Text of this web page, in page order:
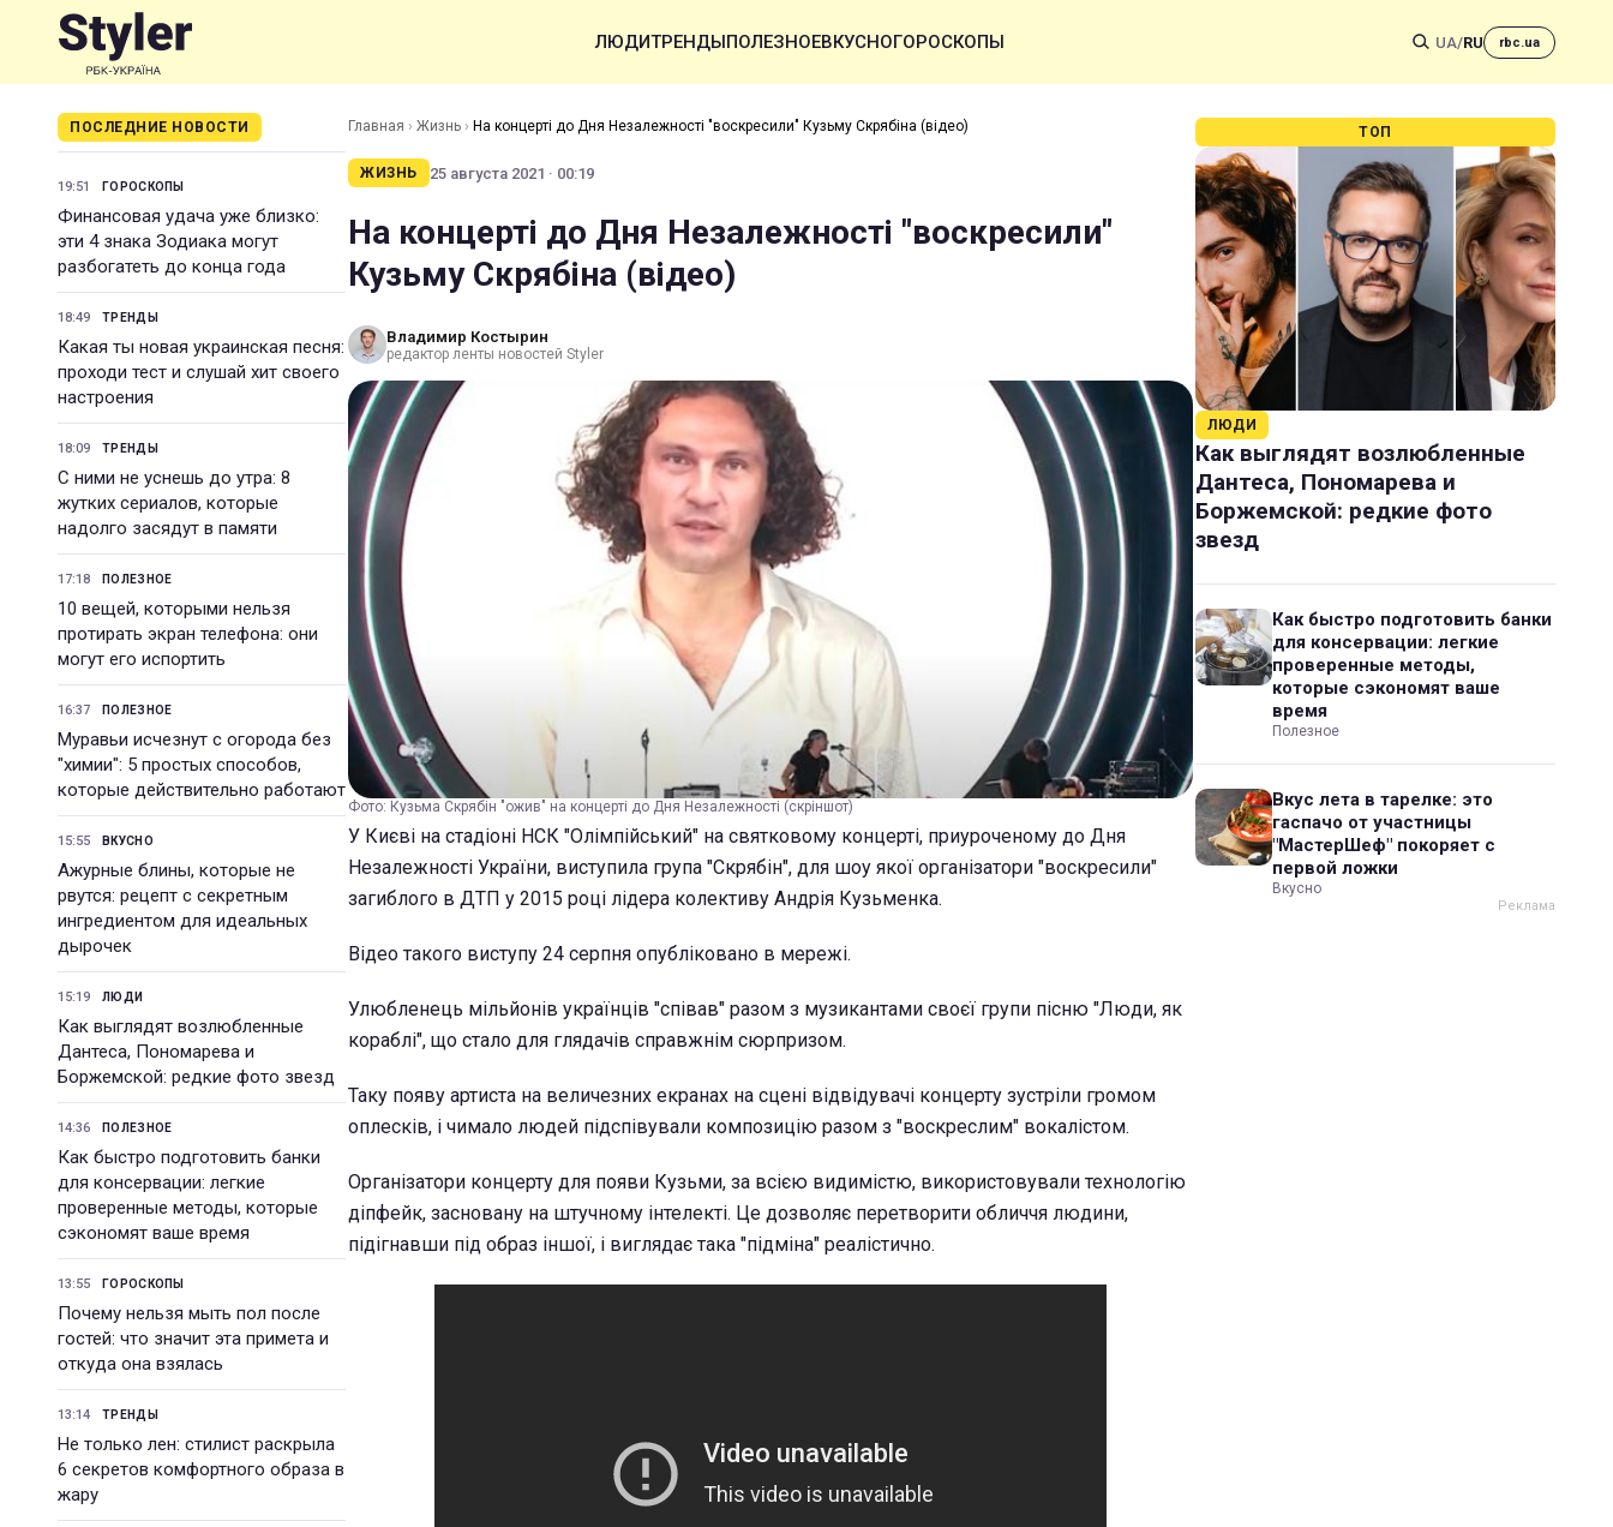
ЛЮДИТРЕНДЫПОЛЕЗНОЕВКУСНОГОРОСКОПЫ UA/RU rbc.ua
ПОСЛЕДНИЕ НОВОСТИ
19:51 ГОРОСКОПЫ
Финансовая удача уже близко:
эти 4 знака Зодиака могут
разбогатеть до конца года
18:49 ТРЕНДЫ
Какая ты новая украинская песня:
проходи тест и слушай хит своего
настроения
18:09 ТРЕНДЫ
С ними не уснешь до утра: 8
жутких сериалов, которые
надолго засядут в памяти
17:18 ПОЛЕЗНОЕ
10 вещей, которыми нельзя
протирать экран телефона: они
могут его испортить
16:37 ПОЛЕЗНОЕ
Муравьи исчезнут с огорода без
"химии": 5 простых способов,
которые действительно работают
15:55 ВКУСНО
Ажурные блины, которые не
рвутся: рецепт с секретным
ингредиентом для идеальных
дырочек
15:19 ЛЮДИ
Как выглядят возлюбленные
Дантеса, Пономарева и
Боржемской: редкие фото звезд
14:36 ПОЛЕЗНОЕ
Как быстро подготовить банки
для консервации: легкие
проверенные методы, которые
сэкономят ваше время
13:55 ГОРОСКОПЫ
Почему нельзя мыть пол после
гостей: что значит эта примета и
откуда она взялась
13:14 ТРЕНДЫ
Не только лен: стилист раскрыла
6 секретов комфортного образа в
жару
Главная › Жизнь › На концерті до Дня Незалежності "воскресили" Кузьму Скрябіна (відео)
ЖИЗНЬ 25 августа 2021 · 00:19
На концерті до Дня Незалежності "воскресили"
Кузьму Скрябіна (відео)
Владимир Костырин
редактор ленты новостей Styler
Фото: Кузьма Скрябін "ожив" на концерті до Дня Незалежності (скріншот)
У Києві на стадіоні НСК "Олімпійський" на святковому концерті, приуроченому до Дня
Незалежності України, виступила група "Скрябін", для шоу якої організатори "воскресили"
загиблого в ДТП у 2015 році лідера колективу Андрія Кузьменка.
Відео такого виступу 24 серпня опубліковано в мережі.
Улюбленець мільйонів українців "співав" разом з музикантами своєї групи пісню "Люди, як
кораблі", що стало для глядачів справжнім сюрпризом.
Таку появу артиста на величезних екранах на сцені відвідувачі концерту зустріли громом
оплесків, і чимало людей підспівували композицію разом з "воскреслим" вокалістом.
Організатори концерту для появи Кузьми, за всією видимістю, використовували технологію
діпфейк, засновану на штучному інтелекті. Це дозволяє перетворити обличчя людини,
підігнавши під образ іншої, і виглядає така "підміна" реалістично.
ТОП
ЛЮДИ
Как выглядят возлюбленные
Дантеса, Пономарева и
Боржемской: редкие фото
звезд
Как быстро подготовить банки
для консервации: легкие
проверенные методы,
которые сэкономят ваше
время
Полезное
Вкус лета в тарелке: это
гаспачо от участницы
"МастерШеф" покоряет с
первой ложки
Вкусно